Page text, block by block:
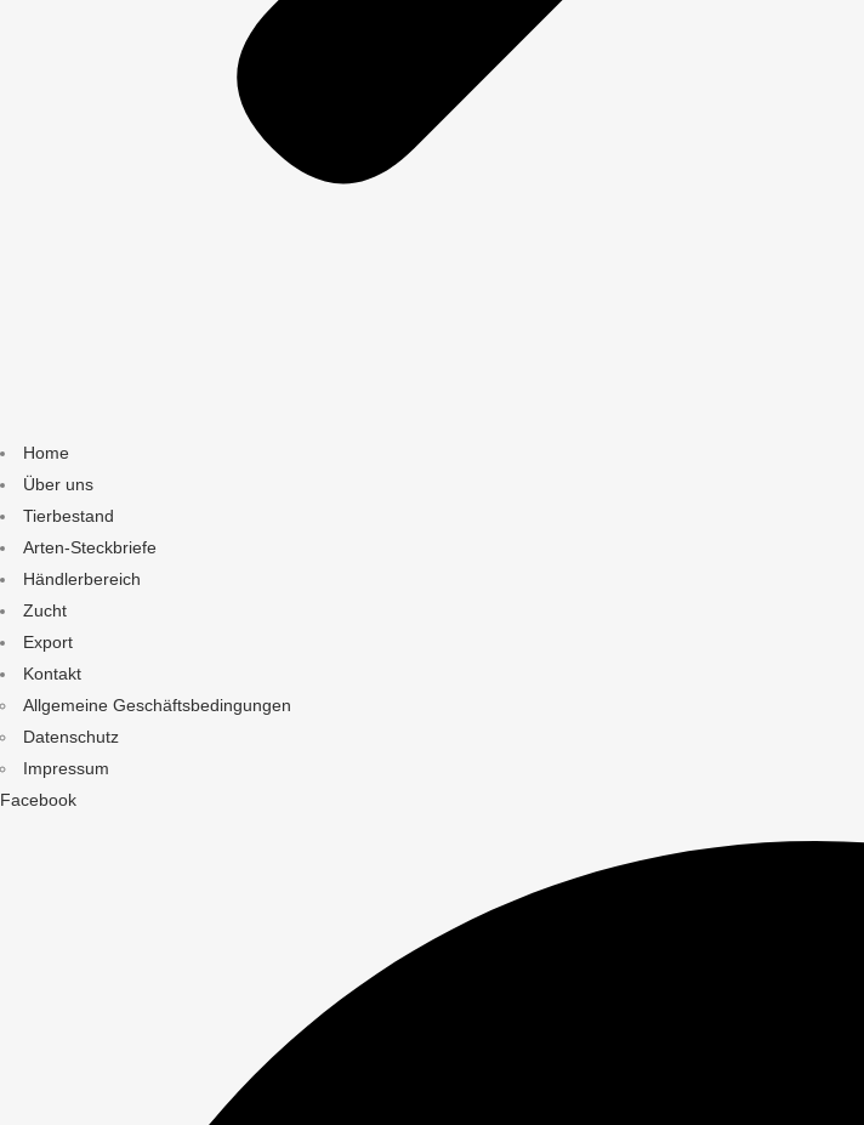
Home
Über uns
Tierbestand
Arten-Steckbriefe
Händlerbereich
Zucht
Export
Kontakt
Allgemeine Geschäftsbedingungen
Datenschutz
Impressum
Facebook